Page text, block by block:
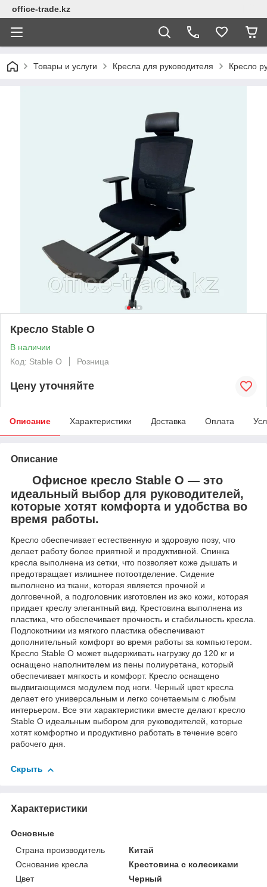
office-trade.kz
Товары и услуги Кресла для руководителя Кресло
Кресло Stable O
В наличии
Код: Stable O
Розница
Цену уточняйте
Описание Характеристики Доставка Оплата
Описание
Офисное кресло Stable O — это
идеальный выбор для руководителей,
которые хотят комфорта и удобства во
время работы.
Кресло обеспечивает естественную и здоровую позу, что
делает работу более приятной и продуктивной. Спинка
кресла выполнена из сетки, что позволяет коже дышать и
предотвращает излишнее потоотделение. Сидение
выполнено из ткани, которая является прочной и
долговечной, а подголовник изготовлен из эко кожи, которая
придает креслу элегантный вид. Крестовина выполнена из
пластика, что обеспечивает прочность и стабильность кресла.
Подлокотники из мягкого пластика обеспечивают
дополнительный комфорт во время работы за компьютером.
Кресло Stable O может выдерживать нагрузку до 120 кг и
оснащено наполнителем из пены полиуретана, который
обеспечивает мягкость и комфорт. Кресло оснащено
выдвигающимся модулем под ноги. Черный цвет кресла
делает его универсальным и легко сочетаемым с любым
интерьером. Все эти характеристики вместе делают кресло
Stable O идеальным выбором для руководителей, которые
хотят комфортно и продуктивно работать в течение всего
рабочего дня.
Скрыть
Характеристики
Основные
Страна производитель
Китай
Основание кресла
Крестовина с колесиками
Цвет
Черный